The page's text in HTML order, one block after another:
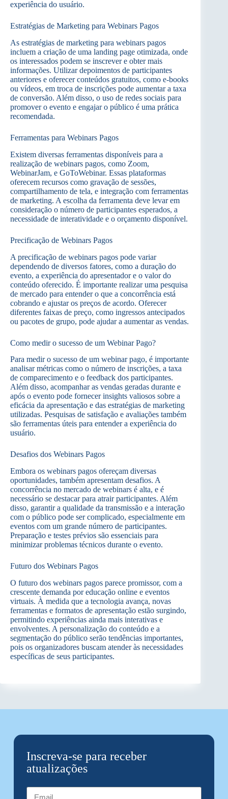
experiência do usuário.
Estratégias de Marketing para Webinars Pagos
As estratégias de marketing para webinars pagos
incluem a criação de uma landing page otimizada, onde
os interessados podem se inscrever e obter mais
informações. Utilizar depoimentos de participantes
anteriores e oferecer conteúdos gratuitos, como e-books
ou vídeos, em troca de inscrições pode aumentar a taxa
de conversão. Além disso, o uso de redes sociais para
promover o evento e engajar o público é uma prática
recomendada.
Ferramentas para Webinars Pagos
Existem diversas ferramentas disponíveis para a
realização de webinars pagos, como Zoom,
WebinarJam, e GoToWebinar. Essas plataformas
oferecem recursos como gravação de sessões,
compartilhamento de tela, e integração com ferramentas
de marketing. A escolha da ferramenta deve levar em
consideração o número de participantes esperados, a
necessidade de interatividade e o orçamento disponível.
Precificação de Webinars Pagos
A precificação de webinars pagos pode variar
dependendo de diversos fatores, como a duração do
evento, a experiência do apresentador e o valor do
conteúdo oferecido. É importante realizar uma pesquisa
de mercado para entender o que a concorrência está
cobrando e ajustar os preços de acordo. Oferecer
diferentes faixas de preço, como ingressos antecipados
ou pacotes de grupo, pode ajudar a aumentar as vendas.
Como medir o sucesso de um Webinar Pago?
Para medir o sucesso de um webinar pago, é importante
analisar métricas como o número de inscrições, a taxa
de comparecimento e o feedback dos participantes.
Além disso, acompanhar as vendas geradas durante e
após o evento pode fornecer insights valiosos sobre a
eficácia da apresentação e das estratégias de marketing
utilizadas. Pesquisas de satisfação e avaliações também
são ferramentas úteis para entender a experiência do
usuário.
Desafios dos Webinars Pagos
Embora os webinars pagos ofereçam diversas
oportunidades, também apresentam desafios. A
concorrência no mercado de webinars é alta, e é
necessário se destacar para atrair participantes. Além
disso, garantir a qualidade da transmissão e a interação
com o público pode ser complicado, especialmente em
eventos com um grande número de participantes.
Preparação e testes prévios são essenciais para
minimizar problemas técnicos durante o evento.
Futuro dos Webinars Pagos
O futuro dos webinars pagos parece promissor, com a
crescente demanda por educação online e eventos
virtuais. À medida que a tecnologia avança, novas
ferramentas e formatos de apresentação estão surgindo,
permitindo experiências ainda mais interativas e
envolventes. A personalização do conteúdo e a
segmentação do público serão tendências importantes,
pois os organizadores buscam atender às necessidades
específicas de seus participantes.
Inscreva-se para receber
atualizações